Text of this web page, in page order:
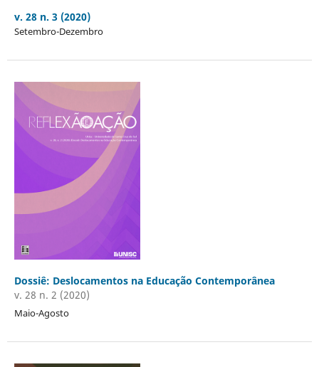
v. 28 n. 3 (2020)
Setembro-Dezembro
Dossiê: Deslocamentos na Educação Contemporânea
v. 28 n. 2 (2020)
Maio-Agosto